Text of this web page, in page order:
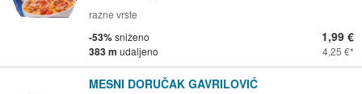
razne vrste
-53%sniženo
383 m udaljeno
1,99 €
4,25 €
MESNI DORUČAK GAVRILOVIĆ